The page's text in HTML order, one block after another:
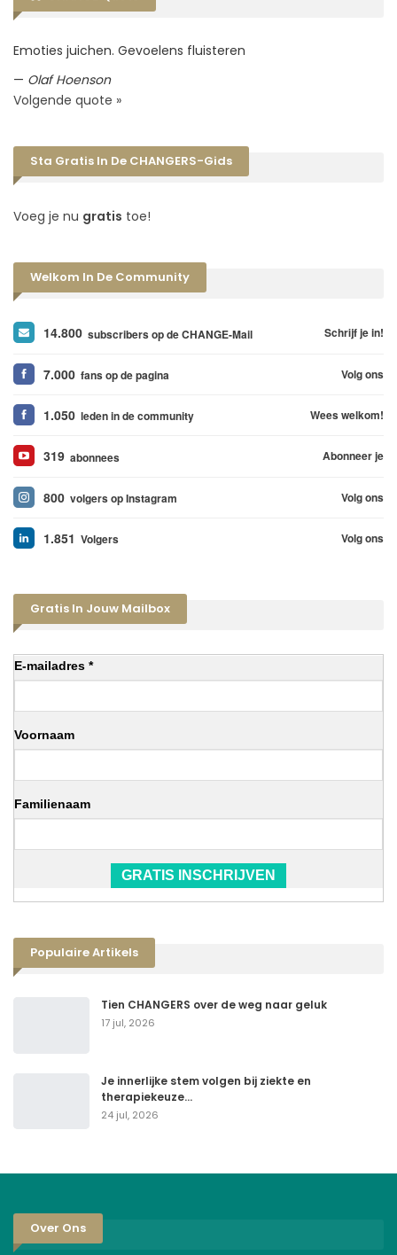
Emoties juichen. Gevoelens fluisteren
— Olaf Hoenson
Volgende quote »
Sta Gratis In De CHANGERS-Gids
Voeg je nu gratis toe!
Welkom In De Community
14.800 subscribers op de CHANGE-Mail Schrijf je in!
7.000 fans op de pagina Volg ons
1.050 leden in de community Wees welkom!
319 abonnees Abonneer je
800 volgers op Instagram Volg ons
1.851 Volgers Volg ons
Gratis In Jouw Mailbox
E-mailadres *
Voornaam
Familienaam
GRATIS INSCHRIJVEN
Populaire Artikels
Tien CHANGERS over de weg naar geluk
17 jul, 2026
Je innerlijke stem volgen bij ziekte en
therapiekeuze…
24 jul, 2026
Over Ons